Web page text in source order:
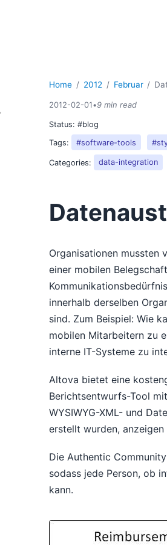
Home 2012 Februar
2012-02-01•9 min read
Status:#blog
Tags:
#software-tools
Categories: data-integration
Organisationen mussten
einer mobilen
innerhalb derselben
sind. Zum Beispiel: Wie
mobilen Mitarbeitern zu
interne IT-Systeme zu
Altova bietet eine
Berichtsentwurfs-Tool
WYSIWYG-XML- und
erstellt wurden,
Die Authentic
sodass jede Person, ob
kann.